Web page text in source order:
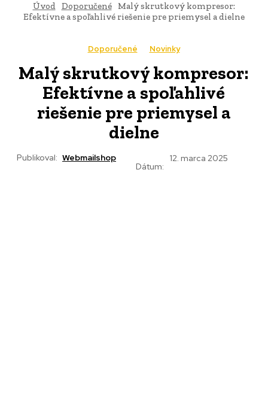
Úvod Doporučené
Malý skrutkový kompresor:
Efektívne a spoľahlivé riešenie pre priemysel a dielne
Doporučené Novinky
Malý skrutkový kompresor:
Efektívne a spoľahlivé
riešenie pre priemysel a
dielne
Publikoval: Webmailshop
Dátum:
12. marca 2025